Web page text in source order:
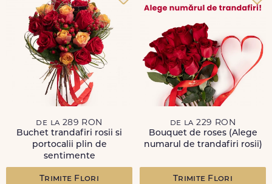
de la 289 RON
Buchet trandafiri rosii si
portocalii plin de
sentimente
Trimite Flori
de la 229 RON
Bouquet de roses (Alege
numarul de trandafiri rosii)
Trimite Flori